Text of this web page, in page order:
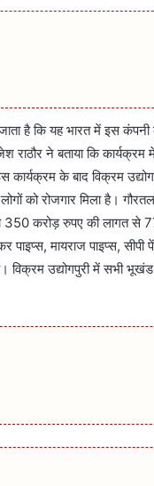
है कि यह भारत में इस कंपनी
राठौर ने बताया कि कार्यक्रम
के बाद विक्रम
को रोजगार मिला है।
350 करोड़ रुपए की लागत से
मायराज पाइप्स, सीपी
विक्रम उद्योगपुरी में सभी